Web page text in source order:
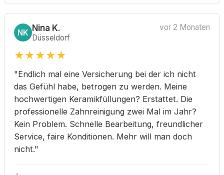
NK Nina K.
Düsseldorf
vor 2 Monaten
★★★★★
"Endlich mal eine Versicherung bei der ich nicht
das Gefühl habe, betrogen zu werden. Meine
hochwertigen Keramikfüllungen? Erstattet. Die
professionelle Zahnreinigung zwei Mal im Jahr?
Kein Problem. Schnelle Bearbeitung, freundlicher
Service, faire Konditionen. Mehr will man doch
nicht."